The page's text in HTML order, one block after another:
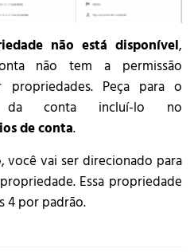
não está disponível,
não tem a permissão
propriedades. Peça para o
da conta incluí-lo no
de conta.
você vai ser direcionado para
Essa propriedade
4 por padrão.